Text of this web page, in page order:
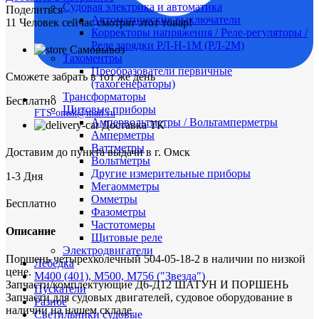
FTS-omsk@mail.ru
Судовая электрика и автоматика
Автоматические выключатели
Корректоры напряжения / Реле-регуляторы /
Реле зарядки РЛ-Н-1М (РЛ-2М)
Тахоментры
Преобразователи первичные
(тахогенераторы)
Трансформаторы
Щитовые приборы
Ампервольтметры / Вольтамперметры
Амперметры
Ваттметры
Вольтметры
Другие измерительные приборы
Мегаомметры
Омметры
Фазометры
Частотомеры
Щитовые реле
Электродвигатели
Лебедка
М400 (401), М500, М756 ("Звезда")
Пускатели
Разное
Светильники судовые
Поделиться
11 Человек сейчас смотрят этот товар!
Самовывоз
Сможете забрать в тот же день
Бесплатно
Доставка ТК
Доставим до пункта выдачи в г. Омск
1-3 Дня
Бесплатно
Описание
Поршень четырехколечный 504-05-18-2 в наличии по низкой
цене.
Запчасти/комплектующие Д6-Д12 ШАТУН И ПОРШЕНЬ
Запчасти для судовых двигателей, судовое оборудование в
наличии на нашем складе.